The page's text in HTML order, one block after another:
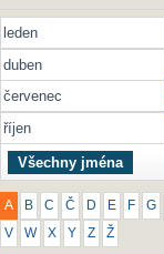
leden
duben
červenec
říjen
Všechny jména
A B C Č D E F G
V W X Y Z Ž